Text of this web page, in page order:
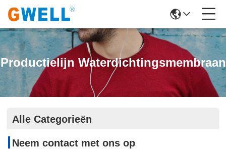
Productielijn Waterdichtingsmembraan
Alle Categorieën
Neem contact met ons op